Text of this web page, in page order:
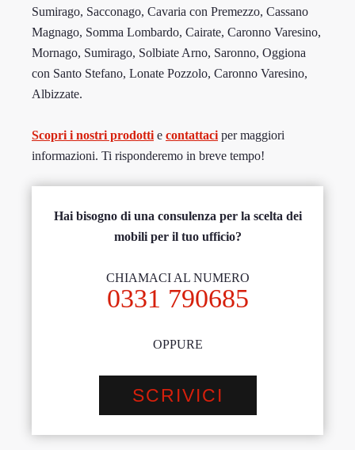
Sumirago, Sacconago, Cavaria con Premezzo, Cassano
Magnago, Somma Lombardo, Cairate, Caronno Varesino,
Mornago, Sumirago, Solbiate Arno, Saronno, Oggiona
con Santo Stefano, Lonate Pozzolo, Caronno Varesino,
Albizzate.
Scopri i nostri prodotti e contattaci per maggiori
informazioni. Ti risponderemo in breve tempo!
Hai bisogno di una consulenza per la scelta dei
mobili per il tuo ufficio?
CHIAMACI AL NUMERO
0331 790685
OPPURE
SCRIVICI